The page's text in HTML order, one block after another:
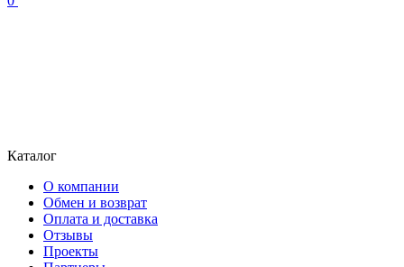
Каталог
О компании
Обмен и возврат
Оплата и доставка
Отзывы
Проекты